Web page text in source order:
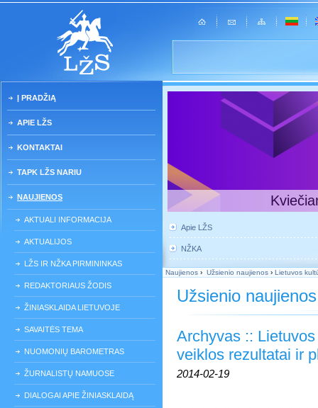
Į PRADŽIĄ
APIE LŽS
KONTAKTAI
TAPK LŽS NARIU
NAUJIENOS
AKTUALI INFORMACIJA
AKTUALIJOS
LŽS IR NŽKA PIRMININKAS
REDAKTORIAUS ŽODIS
ŽINIASKLAIDA LIETUVOJE
SAVAITĖS TEMA
NUOMONIŲ BAROMETRAS
ŽURNALISTŲ NAMUOSE
DIALOGAI APIE ŽINIASKLAIDĄ
Apie LŽS
NŽKA
Naujienos › Užsienio naujienos › Lietuvos
Užsienio naujienos
Archyvas ::
veiklos rezultatai ir
2014-02-19